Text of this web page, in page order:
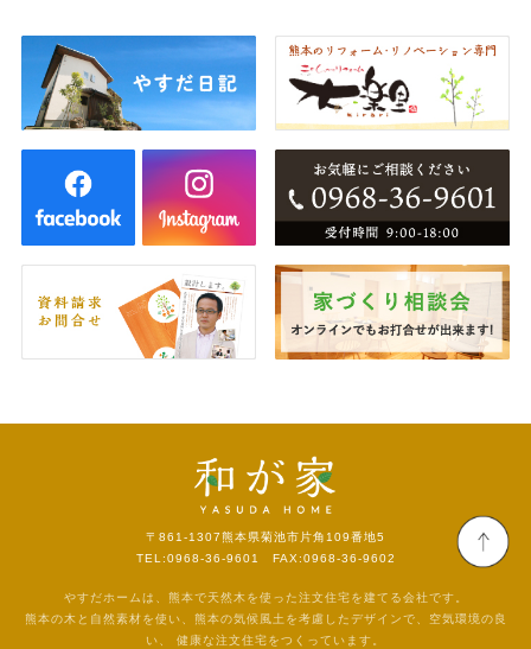
〒861-1307熊本県菊池市片角109番地5
TEL:0968-36-9601 FAX:0968-36-9602
やすだホームは、熊本で天然木を使った注文住宅を建てる会社です。
熊本の木と自然素材を使い、熊本の気候風土を考慮したデザインで、空気環境の良
い、
健康な注文住宅をつくっています。